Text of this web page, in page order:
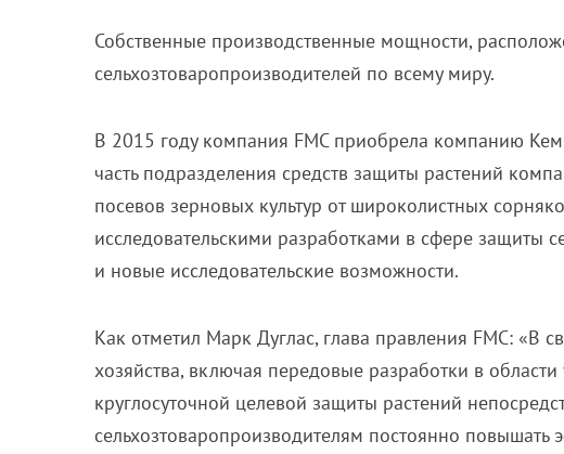
Собственные производственные мощности,
сельхозтоваропроизводителей по всему миру.
В 2015 году компания FMC приобрела компанию
часть подразделения средств защиты растений
посевов зерновых культур от широколистных
исследовательскими разработками в сфере защиты
и новые исследовательские возможности.
Как отметил Марк Дуглас, глава правления FMC: «В
хозяйства, включая передовые разработки в
круглосуточной целевой защиты растений
сельхозтоваропроизводителям постоянно повышать